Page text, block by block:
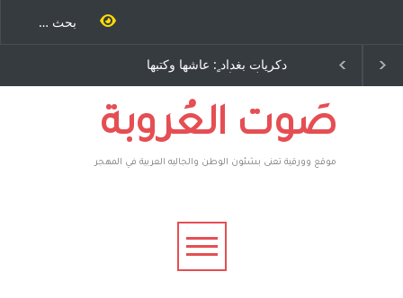
دكريات بغداد ٍ: عاشها وكتبها
:وليد رباح – نيوجرسي –
الولايات المتحدة الامريكية
طاحنة كتب
يقهر
صَوت العُروبة
موقع وورقية تعنى بشئون الوطن والجاليه العربية في المهجر